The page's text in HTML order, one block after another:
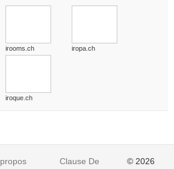
irooms.ch iropa.ch
iroque.ch
Clause De © 2026